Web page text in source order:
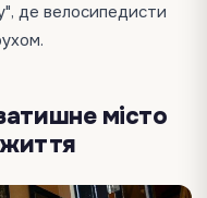
де велосипедисти
місто